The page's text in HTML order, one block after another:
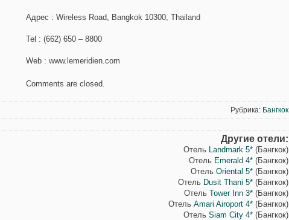
Адрес : Wireless Road, Bangkok 10300, Thailand
Tel : (662) 650 – 8800
Web : www.lemeridien.com
Comments are closed.
Рубрика: Бангкок
Другие отели:
Отель Landmark 5*(Бангкок)
Отель Emerald 4*(Бангкок)
Отель Oriental 5*(Бангкок)
Отель Dusit Thani 5*(Бангкок)
Отель Tower Inn 3*(Бангкок)
Отель Amari Airoport 4*(Бангкок)
Отель Siam City 4*(Бангкок)